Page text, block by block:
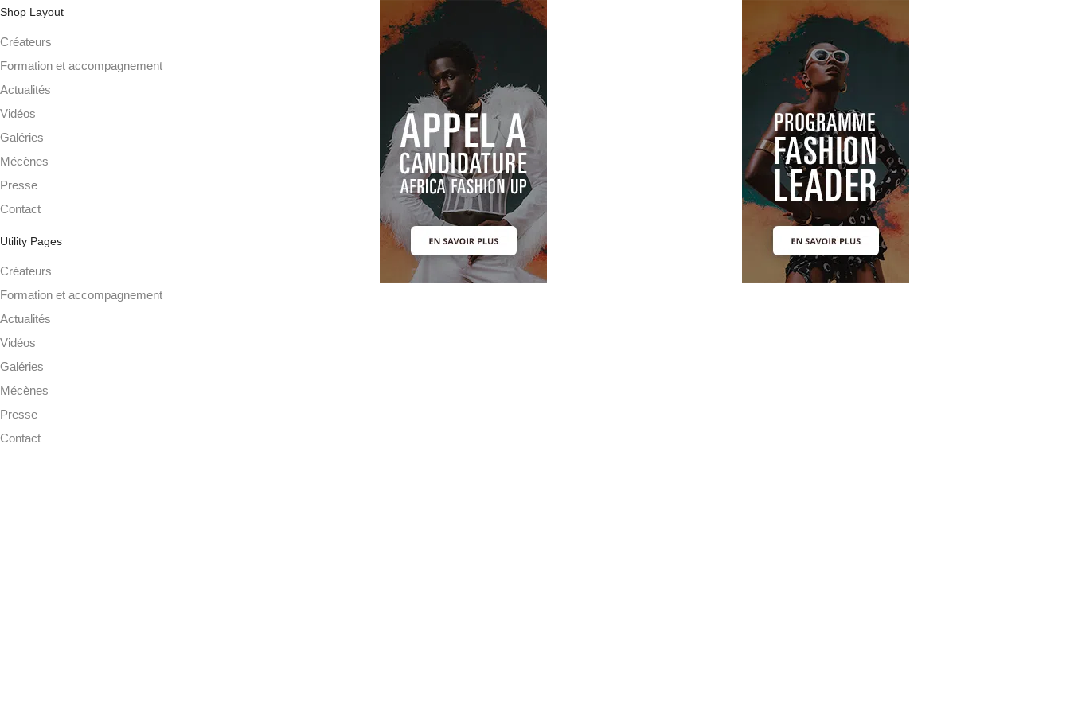
Shop Layout
Créateurs
Formation et accompagnement
Actualités
Vidéos
Galéries
Mécènes
Presse
Contact
Utility Pages
Créateurs
Formation et accompagnement
Actualités
Vidéos
Galéries
Mécènes
Presse
Contact